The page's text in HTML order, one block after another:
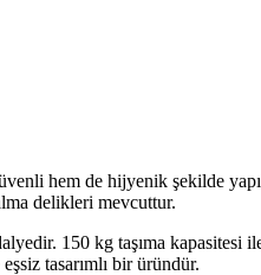
hem de hijyenik şekilde
delikleri mevcuttur.
150 kg taşıma kapasitesi
tasarımlı bir üründür.